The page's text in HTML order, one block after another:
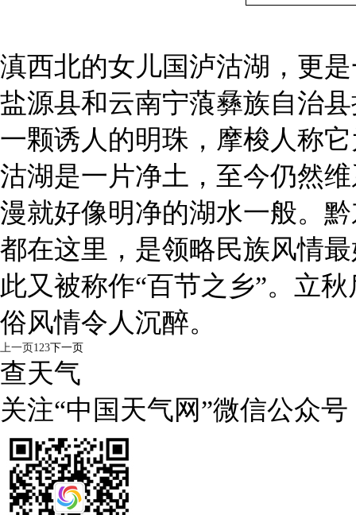
滇西北的女儿国泸沽湖，更
盐源县和云南宁蒗彝族自治
一颗诱人的明珠，摩梭人称
沽湖是一片净土，至今仍然
漫就好像明净的湖水一般。
都在这里，是领略民族风情
此又被称作“百节之乡”。立
俗风情令人沉醉。
上一页123下一页
查天气
关注“中国天气网”微信公众号